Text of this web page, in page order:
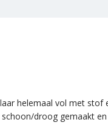
helemaal vol met stof
droog gemaakt